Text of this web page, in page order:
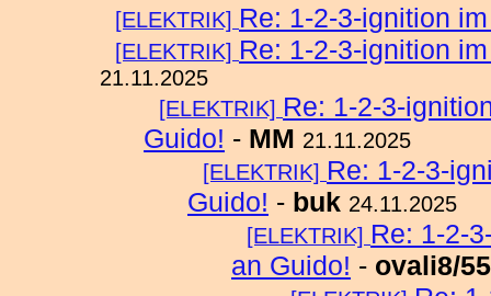
[ELEKTRIK] Re: 1-2-3-ignition
[ELEKTRIK] Re: 1-2-3-ignition
21.11.2025
[ELEKTRIK] Re: 1-2-3-
Guido! - MM 21.11.2025
[ELEKTRIK] Re: 1-2-3-
Guido! - buk 24.11.2025
[ELEKTRIK] Re: 1-2-
an Guido! - ovali8/55